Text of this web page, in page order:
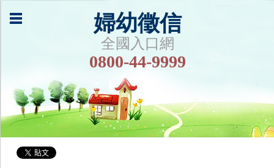
婦幼徵信
全國入口網
0800-44-9999